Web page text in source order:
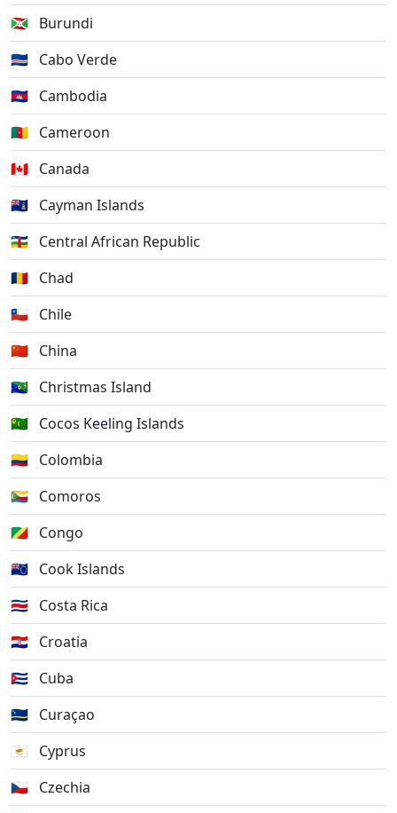
🇧🇮 Burundi
🇨🇻 Cabo Verde
🇰🇭 Cambodia
🇨🇲 Cameroon
🇨🇦 Canada
🇰🇾 Cayman Islands
🇨🇫 Central African Republic
🇹🇩 Chad
🇨🇱 Chile
🇨🇳 China
🇨🇽 Christmas Island
🇨🇨 Cocos Keeling Islands
🇨🇴 Colombia
🇰🇲 Comoros
🇨🇬 Congo
🇨🇰 Cook Islands
🇨🇷 Costa Rica
🇭🇷 Croatia
🇨🇺 Cuba
🇨🇼 Curaçao
🇨🇾
Cyprus
🇨🇿 Czechia